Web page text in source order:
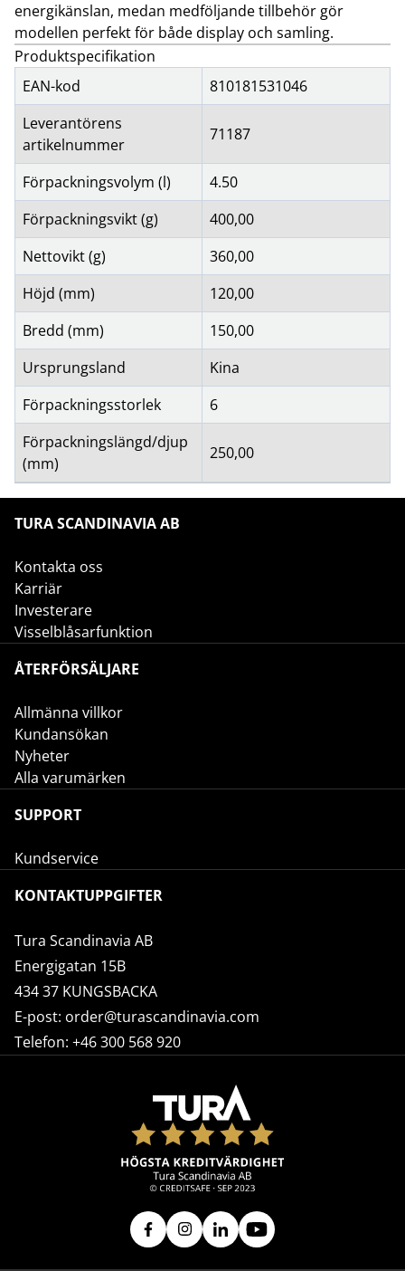
energikänslan, medan medföljande tillbehör gör
modellen perfekt för både display och samling.
Produktspecifikation
EAN-kod
810181531046
Leverantörens
artikelnummer
71187
Förpackningsvolym (l)
4.50
Förpackningsvikt (g)
400,00
Nettovikt (g)
360,00
Höjd (mm)
120,00
Bredd (mm)
150,00
Ursprungsland
Kina
Förpackningsstorlek
6
Förpackningslängd/djup
(mm)
250,00
TURA SCANDINAVIA AB
Kontakta oss
Karriär
Investerare
Visselblåsarfunktion
ÅTERFÖRSÄLJARE
Allmänna villkor
Kundansökan
Nyheter
Alla varumärken
SUPPORT
Kundservice
KONTAKTUPPGIFTER
Tura Scandinavia AB
Energigatan 15B
434 37 KUNGSBACKA
E-post: order@turascandinavia.com
Telefon: +46 300 568 920